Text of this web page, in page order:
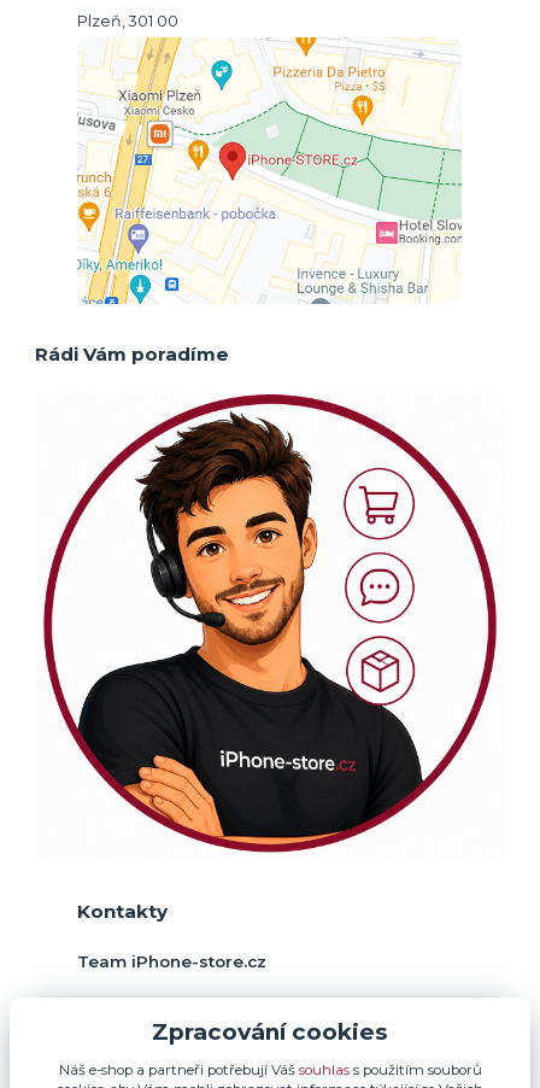
Plzeň, 301 00
Rádi Vám poradíme
Kontakty
Team iPhone-store.cz
(Po-Pá, 9-17 hod.)Zpracování cookies
Náš e-shop a partneři potřebují Váš souhlass použitím souborů